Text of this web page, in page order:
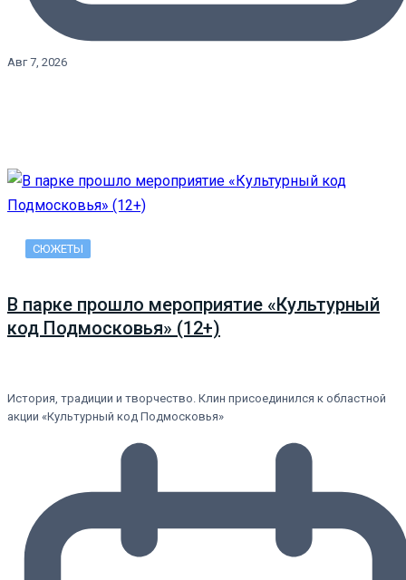
Авг 7, 2026
СЮЖЕТЫ
В парке прошло мероприятие «Культурный
код Подмосковья» (12+)
История, традиции и творчество. Клин присоединился к областной
акции «Культурный код Подмосковья»